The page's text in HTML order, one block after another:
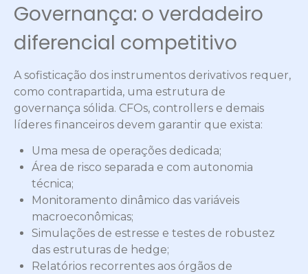
Governança: o verdadeiro
diferencial competitivo
A sofisticação dos instrumentos derivativos requer,
como contrapartida, uma estrutura de
governança sólida. CFOs, controllers e demais
líderes financeiros devem garantir que exista:
Uma mesa de operações dedicada;
Área de risco separada e com autonomia
técnica;
Monitoramento dinâmico das variáveis
macroeconômicas;
Simulações de estresse e testes de robustez
das estruturas de hedge;
Relatórios recorrentes aos órgãos de